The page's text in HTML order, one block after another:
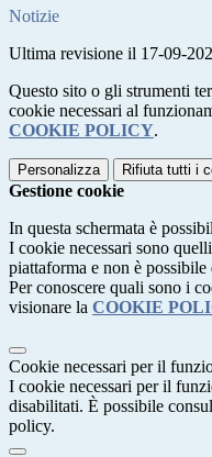
Notizie
Ultima revisione il 17-09-
Questo sito o gli strumenti
cookie necessari al
COOKIE POLICY.
Personalizza Rifiuta tutti i
Gestione cookie
In questa schermata è
I cookie necessari sono
piattaforma e non è
Per conoscere quali sono i
visionare la COOKIE
Cookie necessari per il
I cookie necessari per il
disabilitati. È possibile
policy.